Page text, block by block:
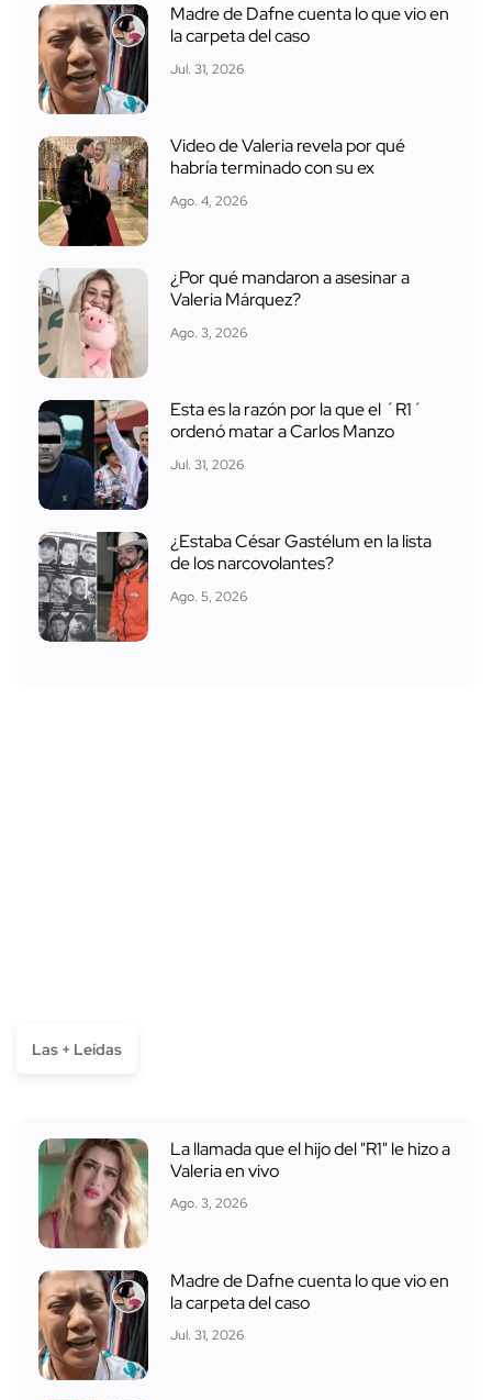
Madre de Dafne cuenta lo que vio en
la carpeta del caso
Jul. 31, 2026
Video de Valeria revela por qué
habría terminado con su ex
Ago. 4, 2026
¿Por qué mandaron a asesinar a
Valeria Márquez?
Ago. 3, 2026
Esta es la razón por la que el ´R1´
ordenó matar a Carlos Manzo
Jul. 31, 2026
¿Estaba César Gastélum en la lista
de los narcovolantes?
Ago. 5, 2026
Las + Leídas
La llamada que el hijo del "R1" le hizo a
Valeria en vivo
Ago. 3, 2026
Madre de Dafne cuenta lo que vio en
la carpeta del caso
Jul. 31, 2026